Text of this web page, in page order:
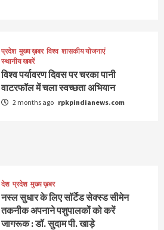
प्रदेश मुख्य ख़बर विश्व शासकीय योजनाएं
स्थानीय खबरें
विश्व पर्यावरण दिवस पर चरका पानी
वाटरफॉल में चला स्वच्छता अभियान
2 months ago rpkpindianews.com
देश प्रदेश मुख्य ख़बर
नस्ल सुधार के लिए सॉर्टेड सेक्स्ड सीमेन
तकनीक अपनाने पशुपालकों को करें
जागरूक : डॉ. सुदाम पी. खाड़े